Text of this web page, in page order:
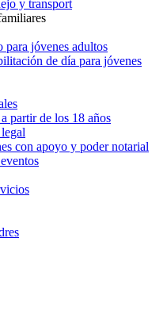
y transport
para jóvenes adultos
de día para jóvenes
partir de los 18 años
con apoyo y poder notarial